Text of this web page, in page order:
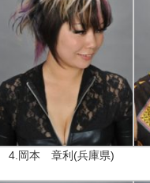
4.岡本 章利(兵庫県)